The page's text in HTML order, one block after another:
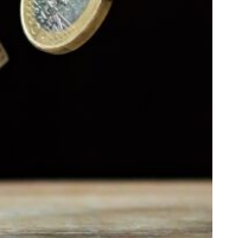
etwas teurer